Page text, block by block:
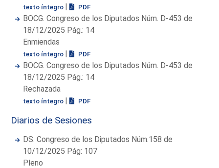
texto íntegro | PDF
BOCG. Congreso de los Diputados Núm. D-453 de
18/12/2025 Pág.: 14
Enmiendas
texto íntegro | PDF
BOCG. Congreso de los Diputados Núm. D-453 de
18/12/2025 Pág.: 14
Rechazada
texto íntegro | PDF
Diarios de Sesiones
DS. Congreso de los Diputados Núm.158 de
10/12/2025 Pág: 107
Pleno